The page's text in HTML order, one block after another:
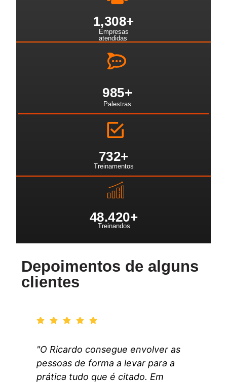
Empresas
atendidas
1,308+
Palestras
985+
Treinamentos
732+
Treinandos
48.420+
Depoimentos de alguns
clientes
"O Ricardo consegue envolver as
pessoas de forma a levar para a
prática tudo que é citado. Em